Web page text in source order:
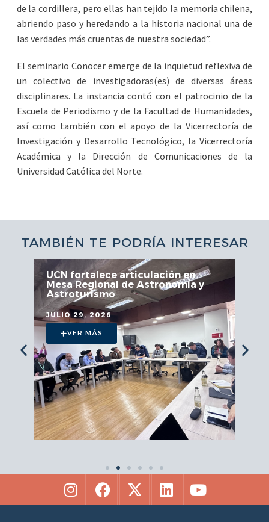
de la cordillera, pero ellas han tejido la memoria chilena,
abriendo paso y heredando a la historia nacional una de
las verdades más cruentas de nuestra sociedad”.
El seminario Conocer emerge de la inquietud reflexiva de
un colectivo de investigadoras(es) de diversas áreas
disciplinares. La instancia contó con el patrocinio de la
Escuela de Periodismo y de la Facultad de Humanidades,
así como también con el apoyo de la Vicerrectoría de
Investigación y Desarrollo Tecnológico, la Vicerrectoría
Académica y la Dirección de Comunicaciones de la
Universidad Católica del Norte.
TAMBIÉN TE PODRÍA INTERESAR
UCN fortalece articulación en
Mesa Regional de Astronomía y
Astroturismo
JULIO 29, 2026
VER MÁS